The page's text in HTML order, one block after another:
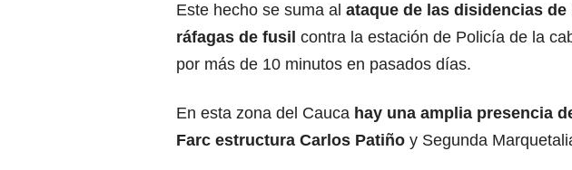
Este hecho se suma al ataque de las disidencias
ráfagas de fusil contra la estación de Policía de la
por más de 10 minutos en pasados días.
En esta zona del Cauca hay una amplia presencia
Farc estructura Carlos Patiño y Segunda